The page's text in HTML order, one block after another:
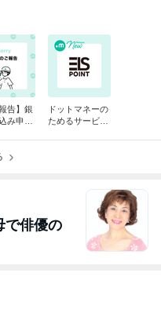
告】銀
み申請
ドットマネーの
ためるサービス
で俳優の